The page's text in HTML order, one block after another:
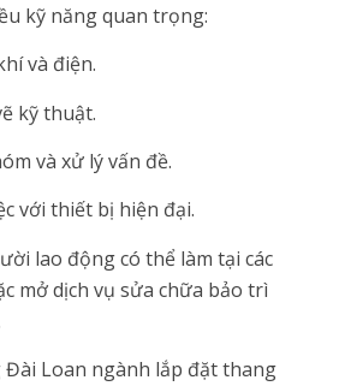
kỹ năng quan trọng:
và điện.
kỹ thuật.
và xử lý vấn đề.
với thiết bị hiện đại.
lao động có thể làm tại các
mở dịch vụ sửa chữa bảo trì
Loan ngành lắp đặt thang